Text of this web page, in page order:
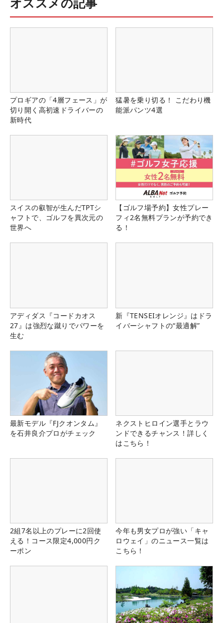
プロギアの「4層フェース」が
切り開く高初速ドライバーの
新時代
猛暑を乗り切る！ こだわり機
能派パンツ4選
スイスの叡智が生んだTPTシ
ャフトで、ゴルフを異次元の
世界へ
【ゴルフ場予約】女性プレー
フィ2名無料プランが予約でき
る！
アディダス『コードカオス
27』は強烈な蹴りでパワーを
生む
新『TENSEIオレンジ』はドラ
イバーシャフトの“最適解”
最新モデル『FJクオンタム』
を石井良介プロがチェック
ネクストヒロイン選手とラウ
ンドできるチャンス！詳しく
はこちら！
2組7名以上のプレーに2回使
える！コース限定4,000円ク
ーポン
今年も男女プロが強い「キャ
ロウェイ」のニュース一覧は
こちら！